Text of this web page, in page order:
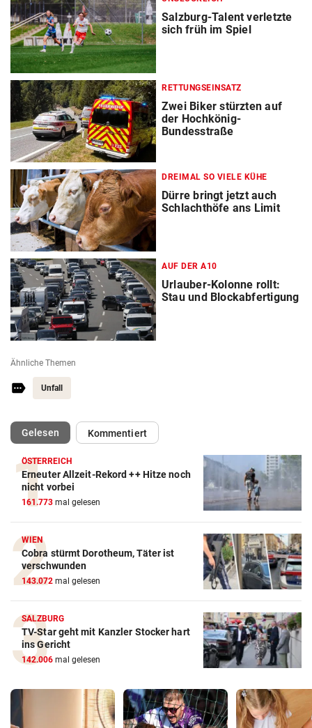
Salzburg-Talent verletzte
sich früh im Spiel
RETTUNGSEINSATZ
Zwei Biker stürzten auf
der Hochkönig-
Bundesstraße
DREIMAL SO VIELE KÜHE
Dürre bringt jetzt auch
Schlachthöfe ans Limit
AUF DER A10
Urlauber-Kolonne rollt:
Stau und Blockabfertigung
Ähnliche Themen
Unfall
Gelesen(ausgewählt)Kommentiert
ÖSTERREICH
Erneuter Allzeit-Rekord ++ Hitze noch
nicht vorbei
161.773 mal gelesen
WIEN
Cobra stürmt Dorotheum, Täter ist
verschwunden
143.072 mal gelesen
SALZBURG
TV-Star geht mit Kanzler Stocker hart
ins Gericht
142.006 mal gelesen